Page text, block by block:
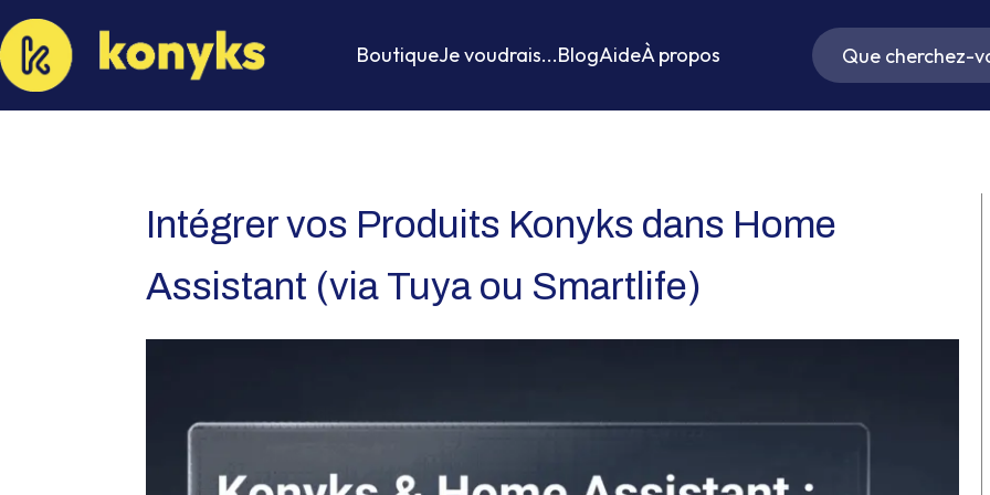
BoutiqueJe voudrais...BlogAideÀ propos
Intégrer vos Produits Konyks dans Home
Assistant (via Tuya ou Smartlife)